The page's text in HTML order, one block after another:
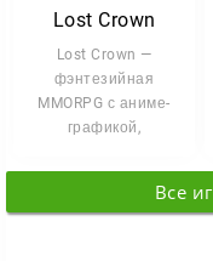
Lost Crown
Lost Crown —
фэнтезийная
MMORPG с аниме-
графикой,
и насыщенным
Все